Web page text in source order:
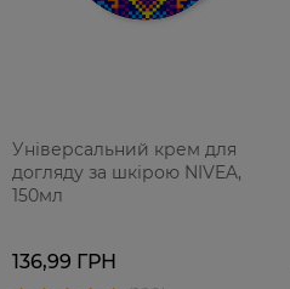
Універсальний крем для
догляду за шкірою NIVEA,
150мл
136,99 ГРН